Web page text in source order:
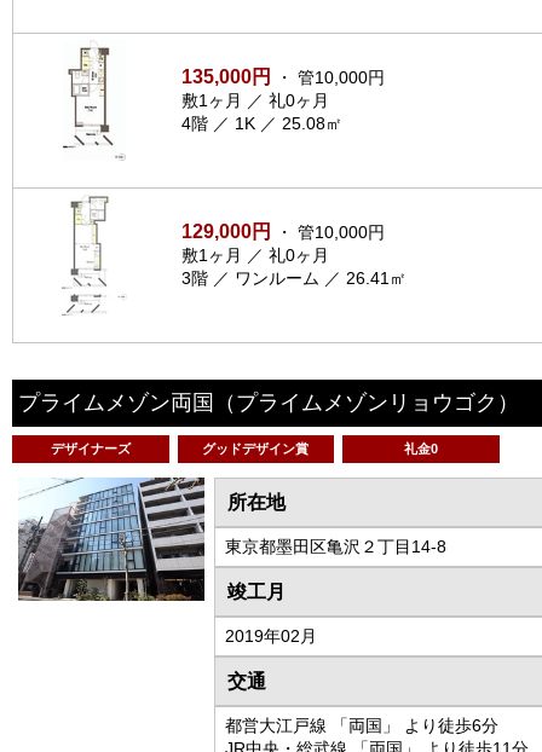
135,000円
・ 管10,000円
敷1ヶ月 ／ 礼0ヶ月
4階 ／ 1K ／ 25.08㎡
129,000円
・ 管10,000円
敷1ヶ月 ／ 礼0ヶ月
3階 ／ ワンルーム ／ 26.41㎡
プライムメゾン両国 （プライムメゾンリョウゴク）
デザイナーズ グッドデザイン賞 礼金0
所在地
東京都墨田区亀沢２丁目14-8
竣工月
2019年02月
交通
都営大江戸線 「両国」 より徒歩6分
JR中央・総武線 「両国」 より徒歩11分